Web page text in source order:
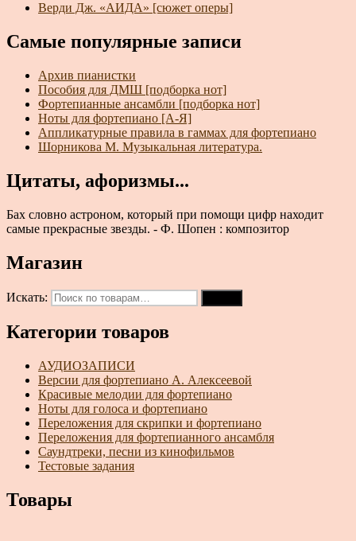
Верди Дж. «АИДА» [сюжет оперы]
Самые популярные записи
Архив пианистки
Пособия для ДМШ [подборка нот]
Фортепианные ансамбли [подборка нот]
Ноты для фортепиано [А-Я]
Аппликатурные правила в гаммах для фортепиано
Шорникова М. Музыкальная литература.
Цитаты, афоризмы...
Бах словно астроном, который при помощи цифр находит
самые прекрасные звезды. - Ф. Шопен : композитор
Магазин
Искать:
Категории товаров
АУДИОЗАПИСИ
Версии для фортепиано А. Алексеевой
Красивые мелодии для фортепиано
Ноты для голоса и фортепиано
Переложения для скрипки и фортепиано
Переложения для фортепианного ансамбля
Саундтреки, песни из кинофильмов
Тестовые задания
Товары